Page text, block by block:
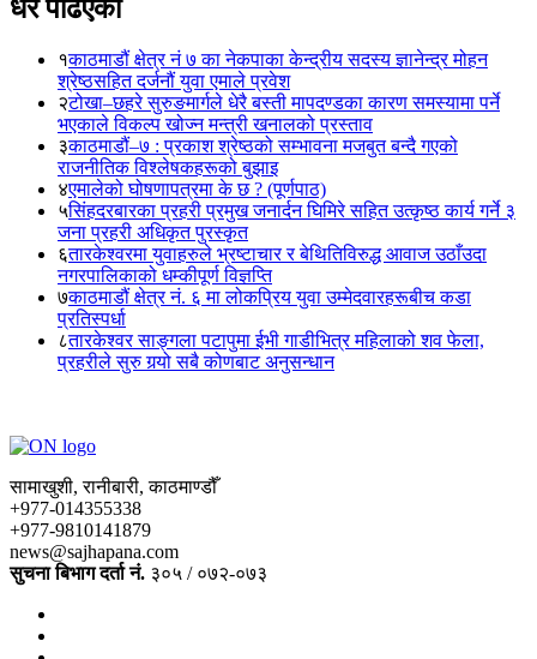
धेरै पढिएका
१काठमाडौं क्षेत्र नं ७ का नेकपाका केन्द्रीय सदस्य ज्ञानेन्द्र मोहन
श्रेष्ठसहित दर्जनौं युवा एमाले प्रवेश
२टोखा–छहरे सुरुङमार्गले धेरै बस्ती मापदण्डका कारण समस्यामा पर्ने
भएकाले विकल्प खोज्न मन्त्री खनालको प्रस्ताव
३काठमाडौं–७ : प्रकाश श्रेष्ठको सम्भावना मजबुत बन्दै गएको
राजनीतिक विश्लेषकहरूको बुझाइ
४एमालेको घोषणापत्रमा के छ ? (पूर्णपाठ)
५सिंहदरबारका प्रहरी प्रमुख जनार्दन घिमिरे सहित उत्कृष्ठ कार्य गर्ने ३
जना प्रहरी अधिकृत पुरस्कृत
६तारकेश्वरमा युवाहरुले भ्रष्टाचार र बेथितिविरुद्ध आवाज उठाँउदा
नगरपालिकाको धम्कीपूर्ण विज्ञप्ति
७काठमाडौं क्षेत्र नं. ६ मा लोकप्रिय युवा उम्मेदवारहरूबीच कडा
प्रतिस्पर्धा
८तारकेश्वर साङ्गला पटापुमा ईभी गाडीभित्र महिलाको शव फेला,
प्रहरीले सुरु गर्‍यो सबै कोणबाट अनुसन्धान
सामाखुशी, रानीबारी, काठमाण्डौँ
+977-014355338
+977-9810141879
news@sajhapana.com
सुचना बिभाग दर्ता नं. ३०५ / ०७२-०७३